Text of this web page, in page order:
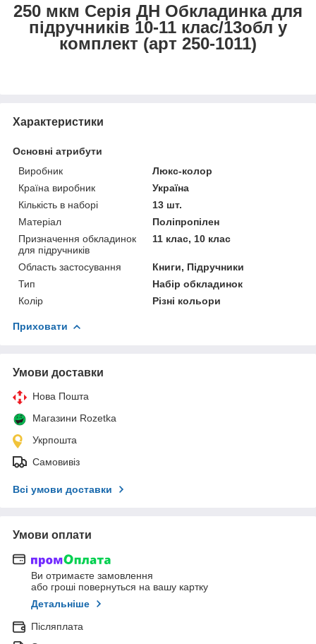
250 мкм Серія ДН Обкладинка для
підручників 10-11 клас/13обл у
комплект (арт 250-1011)
Характеристики
Основні атрибути
Виробник
Люкс-колор
Країна виробник
Україна
Кількість в наборі
13 шт.
Матеріал
Поліпропілен
Призначення обкладинок
для підручників
11 клас, 10 клас
Область застосування
Книги, Підручники
Тип
Набір обкладинок
Колір
Різні кольори
Приховати
Умови доставки
Нова Пошта
Магазини Rozetka
Укрпошта
Самовивіз
Всі умови доставки
Умови оплати
Ви отримаєте замовлення
або гроші повернуться на вашу картку
Детальніше
Післяплата